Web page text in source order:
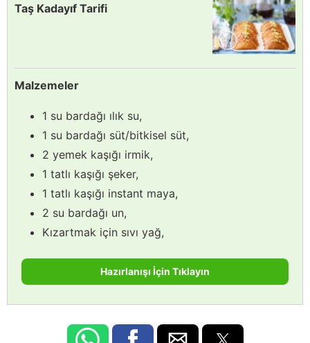
Taş Kadayıf Tarifi
Malzemeler
1 su bardağı ılık su,
1 su bardağı süt/bitkisel süt,
2 yemek kaşığı irmik,
1 tatlı kaşığı şeker,
1 tatlı kaşığı instant maya,
2 su bardağı un,
Kızartmak için sıvı yağ,
Hazırlanışı İçin Tıklayın